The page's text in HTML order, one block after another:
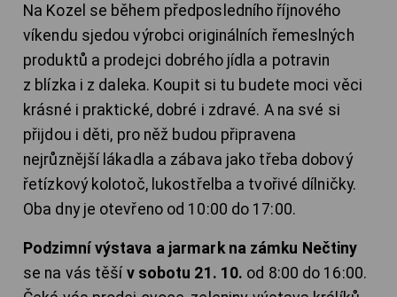
Na Kozel se během předposledního říjnového
víkendu sjedou výrobci originálních řemeslných
produktů a prodejci dobrého jídla a potravin
z blízka i z daleka. Koupit si tu budete moci věci
krásné i praktické, dobré i zdravé. A na své si
přijdou i děti, pro něž budou připravena
nejrůznější lákadla a zábava jako třeba dobový
řetízkový kolotoč, lukostřelba a tvořivé dílničky.
Oba dny je otevřeno od 10:00 do 17:00.
Podzimní výstava a jarmark na zámku Nečtiny
se na vás těší v sobotu 21. 10. od 8:00 do 16:00.